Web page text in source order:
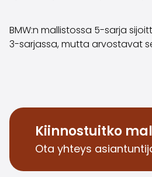
BMW:n mallistossa 5-sarja
3-sarjassa, mutta arvostavat
Kiinnostuitko
Ota yhteys